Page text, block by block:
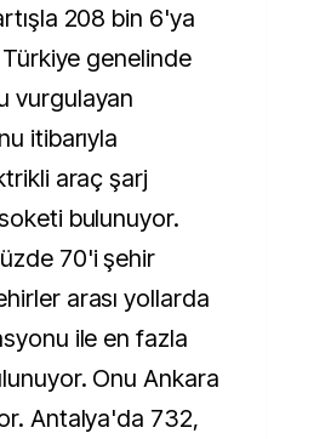
208 bin 6'ya
Türkiye genelinde
vurgulayan
itibarıyla
araç şarj
bulunuyor.
70'i şehir
arası yollarda
ile en fazla
Onu Ankara
Antalya'da 732,